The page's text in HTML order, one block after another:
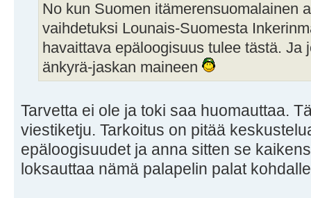
No kun Suomen itämerensuomalainen
vaihdetuksi Lounais-Suomesta
havaittava epäloogisuus tulee tästä. Ja
änkyrä-jaskan maineen
Tarvetta ei ole ja toki saa huomauttaa.
viestiketju. Tarkoitus on pitää
epäloogisuudet ja anna sitten se
loksauttaa nämä palapelin palat